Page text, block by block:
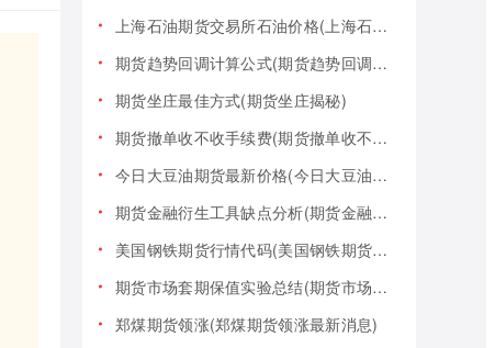
上海石油期货交易所石油价格(上海石油期货交易所石油价格查询)
期货趋势回调计算公式(期货趋势回调计算公式是什么)
期货坐庄最佳方式(期货坐庄揭秘)
期货撤单收不收手续费(期货撤单收不收手续费用)
今日大豆油期货最新价格(今日大豆油期货最新价格行情)
期货金融衍生工具缺点分析(期货金融衍生工具缺点分析报告)
美国钢铁期货行情代码(美国钢铁期货行情大盘)
期货市场套期保值实验总结(期货市场套期保值实验总结报告)
郑煤期货领涨(郑煤期货领涨最新消息)